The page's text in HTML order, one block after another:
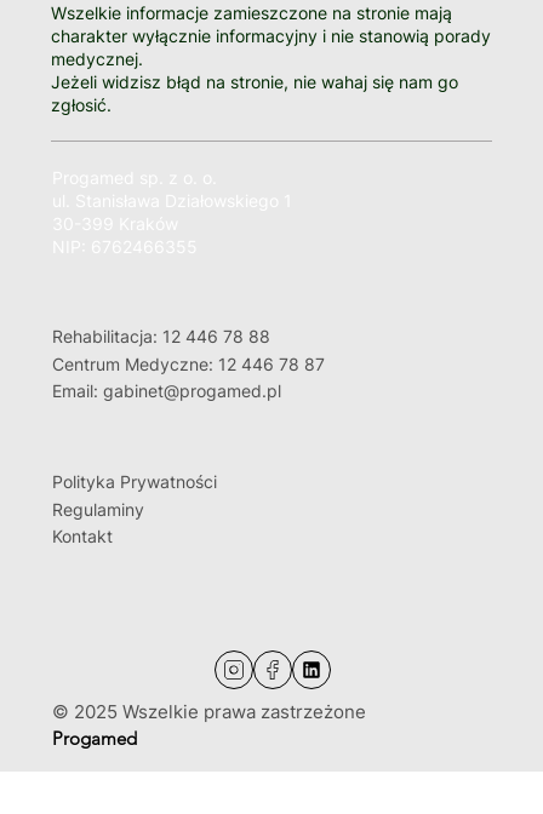
Wszelkie informacje zamieszczone na stronie mają
charakter wyłącznie informacyjny i nie stanowią porady
medycznej.
Jeżeli widzisz błąd na stronie, nie wahaj się nam go
zgłosić.
Rehabilitacja: 12 446 78 88
Centrum Medyczne: 12 446 78 87
Email: gabinet@progamed.pl
© 2025 Wszelkie prawa zastrzeżone
Progamed
Polityka Prywatności
Regulaminy
Kontakt